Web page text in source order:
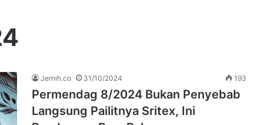
Jernih.co 31/10/2024 193
Permendag 8/2024 Bukan Penyebab
Langsung Pailitnya Sritex, Ini